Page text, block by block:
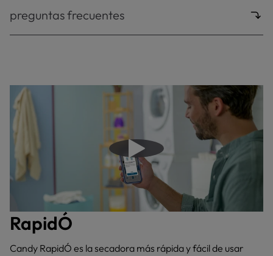
preguntas frecuentes
Reproducir video
RapidÓ
Candy RapidÓ es la secadora más rápida y fácil de usar